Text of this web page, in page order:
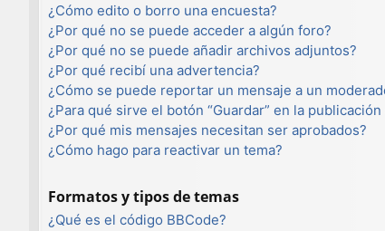
¿Cómo edito o borro una encuesta?
¿Por qué no se puede acceder a algún foro?
¿Por qué no se puede añadir archivos adjuntos?
¿Por qué recibí una advertencia?
¿Cómo se puede reportar un mensaje a un
¿Para qué sirve el botón “Guardar” en la publicación
¿Por qué mis mensajes necesitan ser aprobados?
¿Cómo hago para reactivar un tema?
Formatos y tipos de temas
¿Qué es el código BBCode?